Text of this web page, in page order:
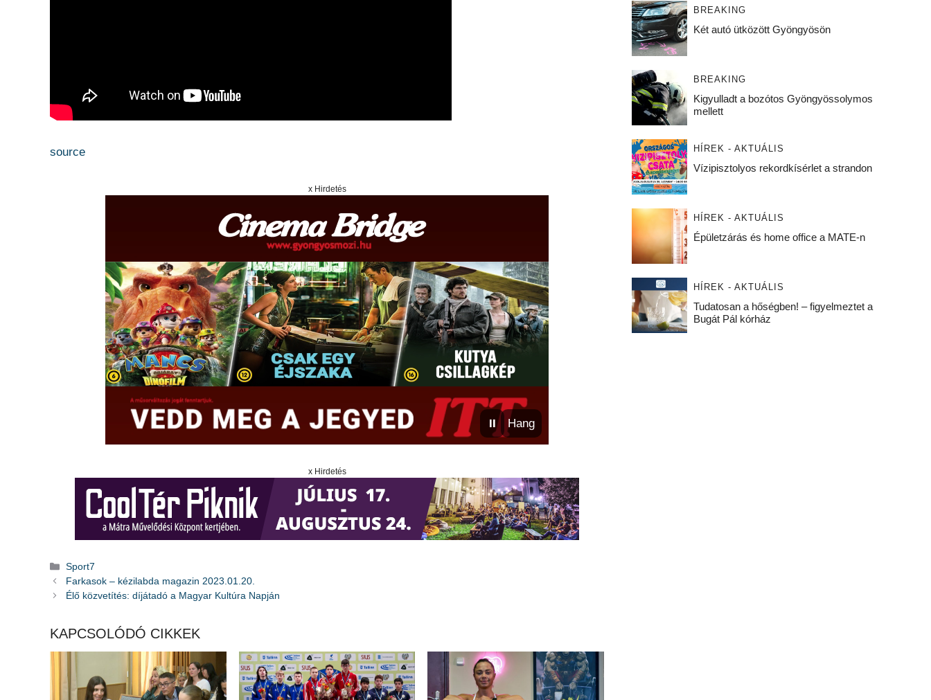
source
x Hirdetés
⏸ Hang
x Hirdetés
Kategória
Sport7
Farkasok – kézilabda magazin 2023.01.20.
Élő közvetítés: díjátadó a Magyar Kultúra Napján
KAPCSOLÓDÓ CIKKEK
BREAKING
Két autó ütközött Gyöngyösön
BREAKING
Kigyulladt a bozótos Gyöngyössolymos
mellett
HÍREK - AKTUÁLIS
Vízipisztolyos rekordkísérlet a strandon
HÍREK - AKTUÁLIS
Épületzárás és home office a MATE-n
HÍREK - AKTUÁLIS
Tudatosan a hőségben! – figyelmeztet a
Bugát Pál kórház